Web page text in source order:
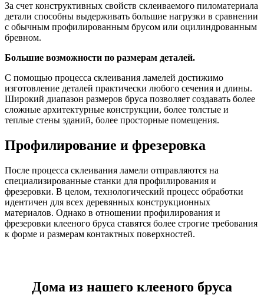
За счет конструктивных свойств склеиваемого пиломатериала
детали способны выдерживать большие нагрузки в сравнении
с обычным профилированным брусом или оцилиндрованным
бревном.
Большие возможности по размерам деталей.
С помощью процесса склеивания ламелей достижимо
изготовление деталей практически любого сечения и длины.
Широкий диапазон размеров бруса позволяет создавать более
сложные архитектурные конструкции, более толстые и
теплые стены зданий, более просторные помещения.
Профилирование и фрезеровка
После процесса склеивания ламели отправляются на
специализированные станки для профилирования и
фрезеровки. В целом, технологический процесс обработки
идентичен для всех деревянных конструкционных
материалов. Однако в отношении профилирования и
фрезеровки клееного бруса ставятся более строгие требования
к форме и размерам контактных поверхностей.
Дома из нашего клееного бруса